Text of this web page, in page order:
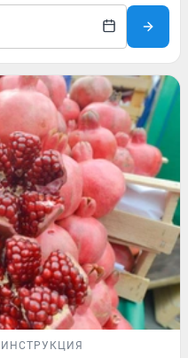
ИНСТРУКЦИЯ